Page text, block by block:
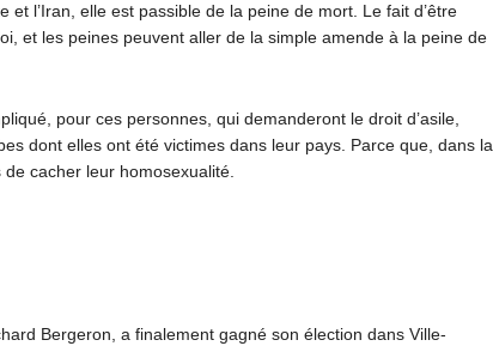
et l’Iran, elle est passible de la peine de mort. Le fait d’être
et les peines peuvent aller de la simple amende à la peine de
pour ces personnes, qui demanderont le droit d’asile,
dont elles ont été victimes dans leur pays. Parce que, dans la
cacher leur homosexualité.
Bergeron, a finalement gagné son élection dans Ville-